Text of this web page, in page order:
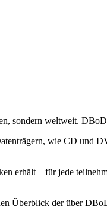
sondern weltweit.
wie CD und
erhält – für jede
Überblick der über